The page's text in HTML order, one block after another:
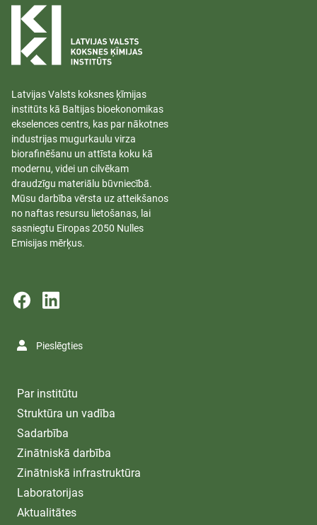
Latvijas Valsts koksnes ķīmijas
institūts kā Baltijas bioekonomikas
ekselences centrs, kas par nākotnes
industrijas mugurkaulu virza
biorafinēšanu un attīsta koku kā
modernu, videi un cilvēkam
draudzīgu materiālu būvniecībā.
Mūsu darbība vērsta uz atteikšanos
no naftas resursu lietošanas, lai
sasniegtu Eiropas 2050 Nulles
Emisijas mērķus.
Pieslēgties
Par institūtu
Struktūra un vadība
Sadarbība
Zinātniskā darbība
Zinātniskā infrastruktūra
Laboratorijas
Aktualitātes